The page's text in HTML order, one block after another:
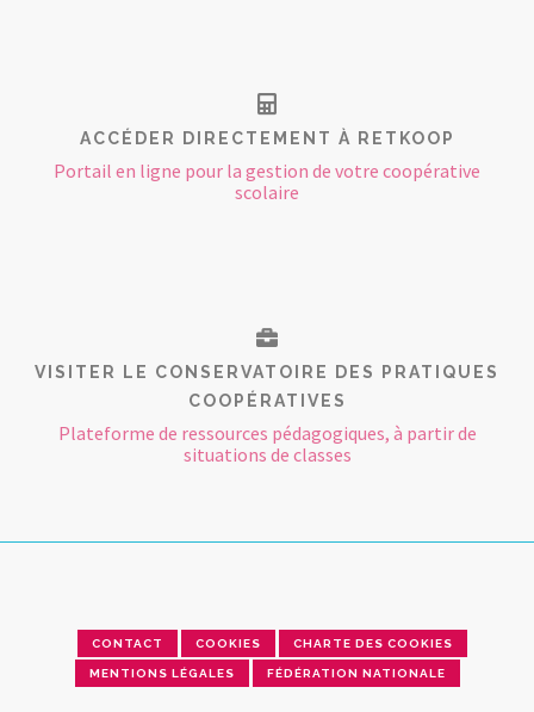
ACCÉDER DIRECTEMENT À RETKOOP
Portail en ligne pour la gestion de votre coopérative
scolaire
VISITER LE CONSERVATOIRE DES PRATIQUES
COOPÉRATIVES
Plateforme de ressources pédagogiques, à partir de
situations de classes
CONTACT COOKIES CHARTE DES COOKIES
MENTIONS LÉGALES FÉDÉRATION NATIONALE